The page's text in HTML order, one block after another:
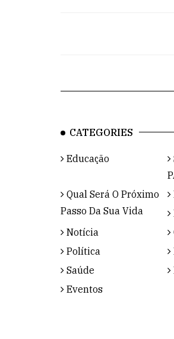
CATEGORIES
Educação
Qual Será O Próximo
Passo Da Sua Vida
Notícia
Política
Saúde
Eventos